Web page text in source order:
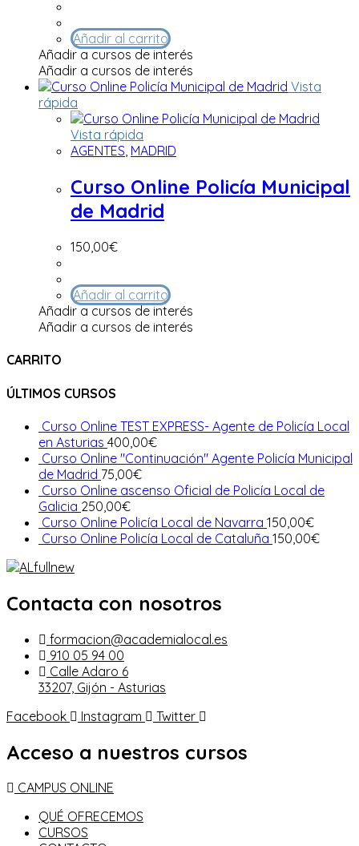
Añadir al carrito
Añadir a cursos de interés
Añadir a cursos de interés
Vista
rápida
Vista rápida
AGENTES, MADRID
Curso Online Policía Municipal
de Madrid
150,00€
Añadir al carrito
Añadir a cursos de interés
Añadir a cursos de interés
CARRITO
ÚLTIMOS CURSOS
Curso Online TEST EXPRESS- Agente de Policía Local
en Asturias 400,00€
Curso Online "Continuación" Agente Policía Municipal
de Madrid 75,00€
Curso Online ascenso Oficial de Policía Local de
Galicia 250,00€
Curso Online Policía Local de Navarra 150,00€
Curso Online Policía Local de Cataluña 150,00€
Contacta con nosotros
formacion@academialocal.es
910 05 94 00
Calle Adaro 6
33207, Gijón - Asturias
Facebook
Instagram Twitter
Acceso a nuestros cursos
CAMPUS ONLINE
QUÉ OFRECEMOS
CURSOS